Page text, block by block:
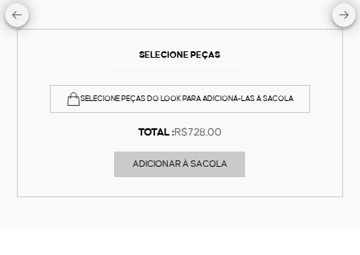
SELECIONE PEÇAS
SELECIONE PEÇAS DO LOOK PARA ADICIONÁ-LAS À SACOLA
TOTAL :R$728,00
ADICIONAR À SACOLA